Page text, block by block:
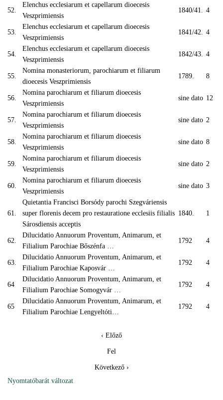
52.
Elenchus ecclesiarum et capellarum dioecesis
Veszprimiensis
1840/41. 4
53.
Elenchus ecclesiarum et capellarum dioecesis
Veszprimiensis
1841/42. 4
54.
Elenchus ecclesiarum et capellarum dioecesis
Veszprimiensis
1842/43. 4
55.
Nomina monasteriorum, parochiarum et filiarum
dioecesis Veszprimiensis
1789. 8
56.
Nomina parochiarum et filiarum dioecesis
Veszprimiensis
sine dato 12
57.
Nomina parochiarum et filiarum dioecesis
Veszprimiensis
sine dato 2
58.
Nomina parochiarum et filiarum dioecesis
Veszprimiensis
sine dato 8
59.
Nomina parochiarum et filiarum dioecesis
Veszprimiensis
sine dato 2
60.
Nomina parochiarum et filiarum dioecesis
Veszprimiensis
sine dato 3
61.
Quietantia Francisci Borsódy parochi Szegváriensis
super florenis decem pro restauratione ecclesiis filialis
Sárosdiensis acceptis
1840. 1
62.
Dilucidatio Annuorum Proventum, Animarum, et
Filialium Parochiae Bőszénfa …
1792 4
63.
Dilucidatio Annuorum Proventum, Animarum, et
Filialium Parochiae Kaposvár …
1792 4
64
Dilucidatio Annuorum Proventum, Animarum, et
Filialium Parochiae Somogyvár …
1792 4
65
Dilucidatio Annuorum Proventum, Animarum, et
Filialium Parochiae Lengyeltóti…
1792 4
‹ Előző
Fel
Következő ›
Nyomtatóbarát változat